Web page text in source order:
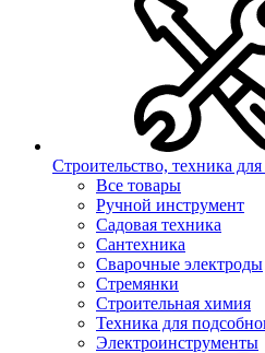
Строительство, техника
Все товары
Ручной инструмент
Садовая техника
Сантехника
Сварочные электроды
Стремянки
Строительная химия
Техника для
Электроинструменты